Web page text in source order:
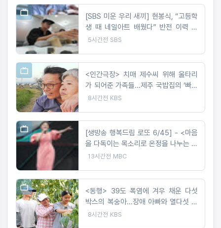
[SBS 미운 우리 새끼] 현봉식, “고등학
생 때 네일아트 배웠다” 반전 이력 고
백! 배정남마저 사로잡은 네일 케어?!
5시간전 SBS
<인간극장> 치매 제수씨 위해 울타리
가 되어준 가족들...제주 국밥집의 ‘빠삐
용’ 영자와 순업
8시간전 KBS
[생방송 행복드림 로또 6/45] - <마음
을 다독이는 목소리로 온정을 나누는 가
수 왁스 ‘생방송 행복드림 로또 6/45’
13시간전 MBC
<동행> 39도 폭염에 겨우 채운 다섯
박스의 복숭아...장애 아빠와 열다섯 서
현이네
8시간전 KBS